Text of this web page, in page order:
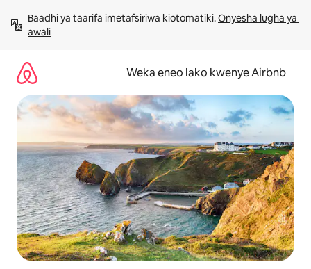
kwenda
kwenye
Baadhi ya taarifa imetafsiriwa kiotomatiki. Onyesha lugha ya
awali
Weka eneo lako kwenye Airbnb